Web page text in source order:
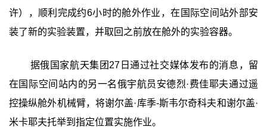
许），顺利完成约6小时的舱外作业，在国际空间站外部安
装了新的实验装置，并取回之前放在舱外的实验容器。
据俄国家航天集团27日通过社交媒体发布的消息，留
在国际空间站内的另一名俄宇航员安德烈·费佳耶夫通过遥
控操纵舱外机械臂，将谢尔盖·库季-斯韦尔奇科夫和谢尔盖·
米卡耶夫托举到指定位置实施作业。